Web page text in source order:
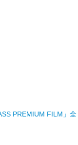
PREMIUM FILM」全